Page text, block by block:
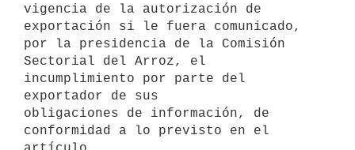
vigencia de la autorización de
exportación si le fuera comunicado,
por la presidencia de la Comisión
Sectorial del Arroz, el
incumplimiento por parte del
exportador de sus
obligaciones de información, de
conformidad a lo previsto en el